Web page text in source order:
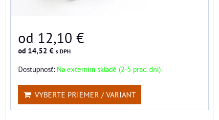
od 12,10 €
od 14,52 € s DPH
Dostupnosť: Na externím skladě (2-5 prac. dní)
VYBERTE PRIEMER / VARIANT